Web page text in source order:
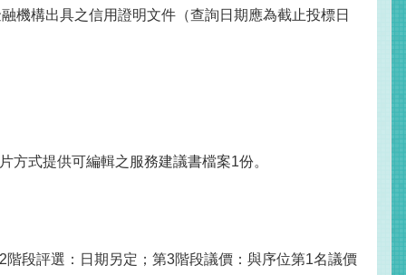
機構出具之信用證明文件（查詢日期應為截止投標日
方式提供可編輯之服務建議書檔案1份。
段評選：日期另定；第3階段議價：與序位第1名議價